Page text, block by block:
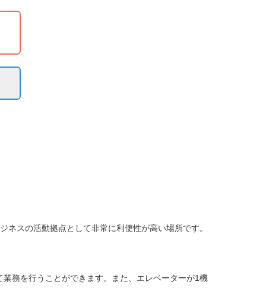
スの活動拠点として非常に利便性が高い場所です。
務を行うことができます。また、エレベーターが1機